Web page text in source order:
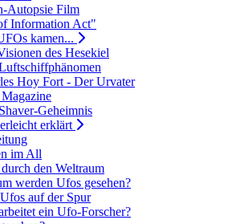
Autopsie Film
Information Act"
kamen...
des Hesekiel
Hoy Fort - Der Urvater
Geheimnis
erklärt
im All
den Weltraum
werden Ufos gesehen?
auf der Spur
ein Ufo-Forscher?